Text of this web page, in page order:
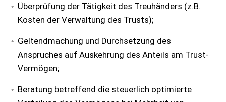
Überprüfung der Tätigkeit des Treuhänders (z.B.
Kosten der Verwaltung des Trusts);
Geltendmachung und Durchsetzung des
Anspruches auf Auskehrung des Anteils am Trust-
Vermögen;
Beratung betreffend die steuerlich optimierte